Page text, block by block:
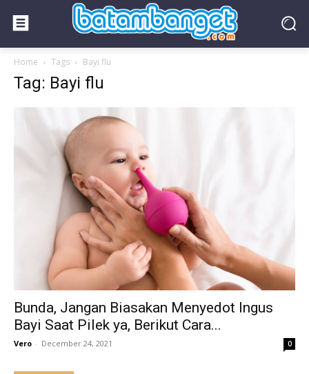
Home Tags Bayi flu
Tag: Bayi flu
Bunda, Jangan Biasakan Menyedot Ingus
Bayi Saat Pilek ya, Berikut Cara...
Vero - December 24, 2021 0